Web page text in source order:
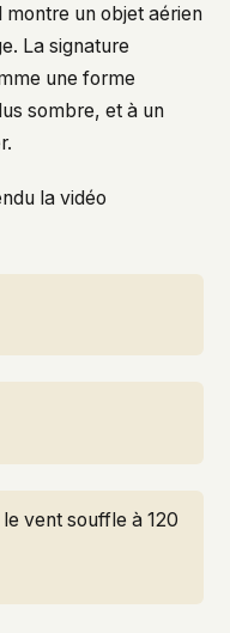
montre un objet aérien
La signature
une forme
sombre, et à un
la vidéo
vent souffle à 120